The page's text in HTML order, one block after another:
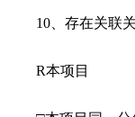
10、存在关联
R本项目